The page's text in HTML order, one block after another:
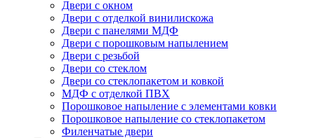
Двери с окном
Двери с отделкой винилискожа
Двери с панелями МДФ
Двери с порошковым напылением
Двери с резьбой
Двери со стеклом
Двери со стеклопакетом и ковкой
МДФ с отделкой ПВХ
Порошковое напыление с элементами ковки
Порошковое напыление со стеклопакетом
Филенчатые двери